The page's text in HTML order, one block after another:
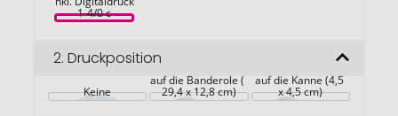
1-4/0 c
2. Druckposition
Keine
auf die Banderole (
29,4 x 12,8 cm)
auf die Kanne (4,5
x 4,5 cm)